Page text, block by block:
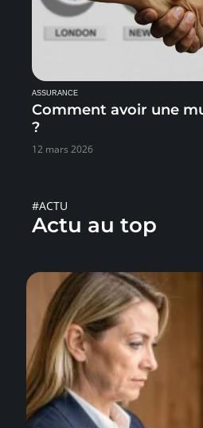
ASSURANCE
Comment avoir une
?
12 mars 2026
#ACTU
Actu au top